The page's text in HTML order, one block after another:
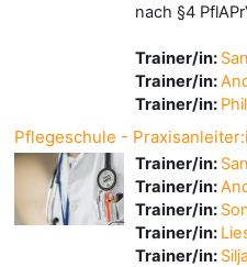
nach §4
Trainer/in:
Trainer/in:
Trainer/in:
Pflegeschule -
Trainer/in:
Trainer/in:
Trainer/in:
Trainer/in:
Trainer/in: